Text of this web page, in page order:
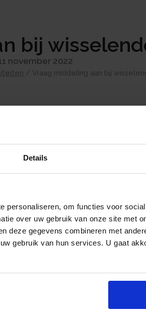
Details
personaliseren, om functies voor
over uw gebruik van onze site met
deze gegevens combineren met
gebruik van hun services. U gaat
bij
november 2022
/ Vraag middeling aan bij
met een sterk wisselend inkomen
een vermindering van
jaren worden gemiddeld
inkomen wordt berekend. Het
eerder berekende belasting en
van € 545, wordt op
wordt per 1 januari
een tijdvak waarin het
middeling voor het laatst